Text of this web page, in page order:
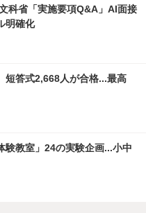
科省「実施要項Q&A」AI面接
明確化
短答式2,668人が合格...最高
験教室」24の実験企画...小中